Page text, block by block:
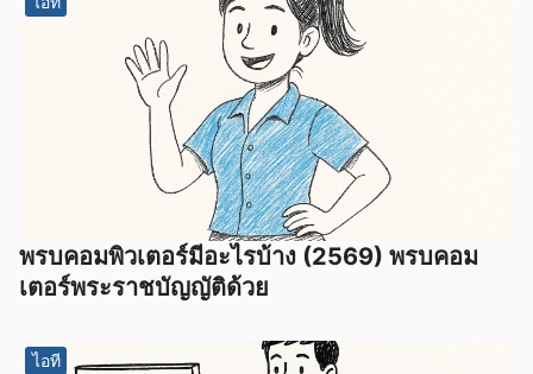
พรบคอมพิวเตอร์มีอะไรบ้าง (2569) พรบคอม
เตอร์พระราชบัญญัติด้วย
ไอที